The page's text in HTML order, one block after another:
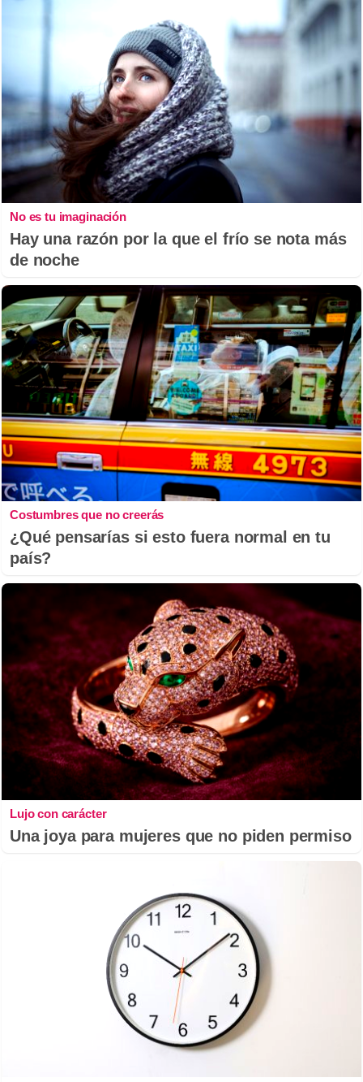
No es tu imaginación
Hay una razón por la que el frío se nota más
de noche
Costumbres que no creerás
¿Qué pensarías si esto fuera normal en tu
país?
Lujo con carácter
Una joya para mujeres que no piden permiso